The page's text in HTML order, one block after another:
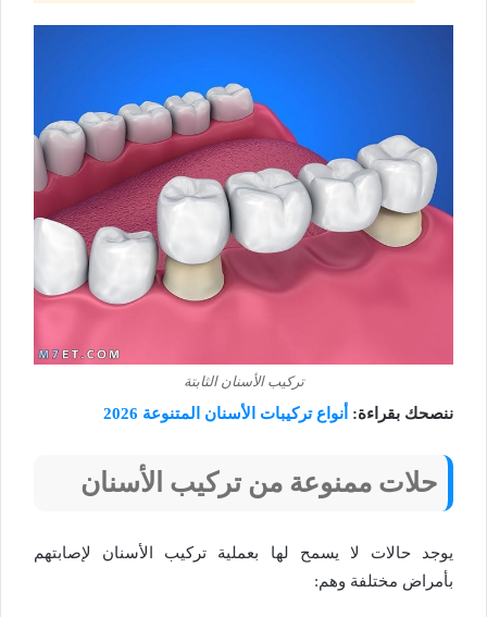
تركيب الأسنان الثابتة
ننصحك بقراءة: أنواع تركيبات الأسنان المتنوعة 2026
حلات ممنوعة من تركيب الأسنان
يوجد حالات لا يسمح لها بعملية تركيب الأسنان لإصابتهم
بأمراض مختلفة وهم: